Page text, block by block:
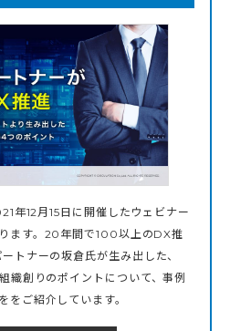
年12月15日に開催したウェビナー
ます。20年間で100以上のDX推
トナーの坂倉氏が生み出した、
織創りのポイントについて、事例
をご紹介しています。